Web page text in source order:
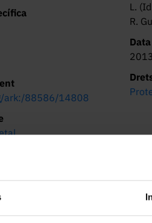
ark:/88586/14808
L.
R.
Data